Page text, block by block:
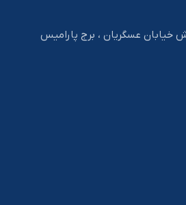
خیابان عسگریان ، برج پارامیس